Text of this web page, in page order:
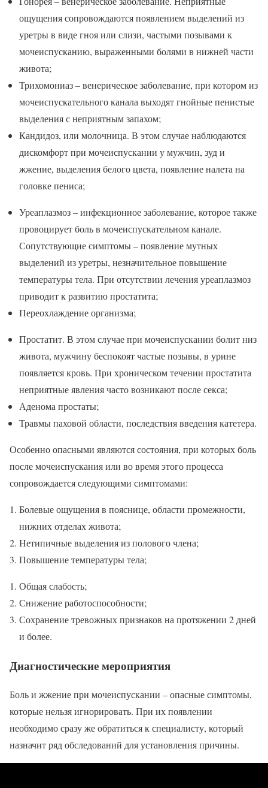
ощущения сопровождаются появлением выделений из
уретры в виде гноя или слизи, частыми позывами к
мочеиспусканию, выраженными болями в нижней части
живота;
Трихомониаз – венерическое заболевание, при котором из
мочеиспускательного канала выходят гнойные пенистые
выделения с неприятным запахом;
Кандидоз, или молочница. В этом случае наблюдаются
дискомфорт при мочеиспускании у мужчин, зуд и
жжение, выделения белого цвета, появление налета на
головке пениса;
Уреаплазмоз – инфекционное заболевание, которое также
провоцирует боль в мочеиспускательном канале.
Сопутствующие симптомы – появление мутных
выделений из уретры, незначительное повышение
температуры тела. При отсутствии лечения уреаплазмоз
приводит к развитию простатита;
Переохлаждение организма;
Простатит. В этом случае при мочеиспускании болит низ
живота, мужчину беспокоят частые позывы, в урине
появляется кровь. При хроническом течении простатита
неприятные явления часто возникают после секса;
Аденома простаты;
Травмы паховой области, последствия введения катетера.
Особенно опасными являются состояния, при которых боль
после мочеиспускания или во время этого процесса
сопровождается следующими симптомами:
Болевые ощущения в пояснице, области промежности,
нижних отделах живота;
Нетипичные выделения из полового члена;
Повышение температуры тела;
Общая слабость;
Снижение работоспособности;
Сохранение тревожных признаков на протяжении 2 дней
и более.
Диагностические мероприятия
Боль и жжение при мочеиспускании – опасные симптомы,
которые нельзя игнорировать. При их появлении
необходимо сразу же обратиться к специалисту, который
назначит ряд обследований для установления причины.